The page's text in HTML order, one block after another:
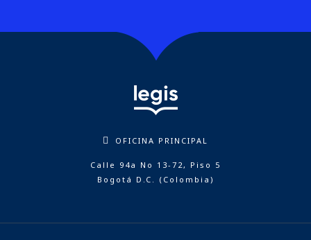
OFICINA PRINCIPAL
Calle 94a No 13-72, Piso 5
Bogotá D.C. (Colombia)